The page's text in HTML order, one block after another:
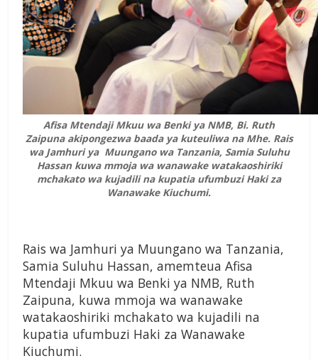
Afisa Mtendaji Mkuu wa Benki ya NMB, Bi. Ruth
Zaipuna akipongezwa baada ya kuteuliwa na Mhe. Rais
wa Jamhuri ya Muungano wa Tanzania, Samia Suluhu
Hassan kuwa mmoja wa wanawake watakaoshiriki
mchakato wa kujadili na kupatia ufumbuzi Haki za
Wanawake Kiuchumi.
Rais wa Jamhuri ya Muungano wa Tanzania,
Samia Suluhu Hassan, amemteua Afisa
Mtendaji Mkuu wa Benki ya NMB, Ruth
Zaipuna, kuwa mmoja wa wanawake
watakaoshiriki mchakato wa kujadili na
kupatia ufumbuzi Haki za Wanawake
Kiuchumi.